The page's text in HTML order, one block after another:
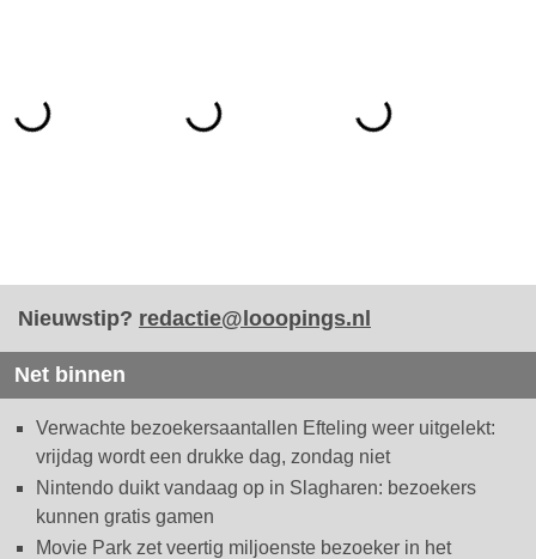
Nieuwstip? redactie@looopings.nl
Net binnen
Verwachte bezoekersaantallen Efteling weer uitgelekt:
vrijdag wordt een drukke dag, zondag niet
Nintendo duikt vandaag op in Slagharen: bezoekers
kunnen gratis gamen
Movie Park zet veertig miljoenste bezoeker in het